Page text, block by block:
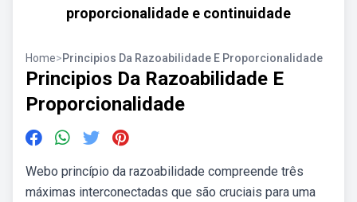
proporcionalidade e continuidade
Home>Principios Da Razoabilidade E Proporcionalidade
Principios Da Razoabilidade E
Proporcionalidade
Webo princípio da razoabilidade compreende três
máximas interconectadas que são cruciais para uma